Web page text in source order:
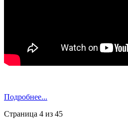
Подробнее...
Страница 4 из 45